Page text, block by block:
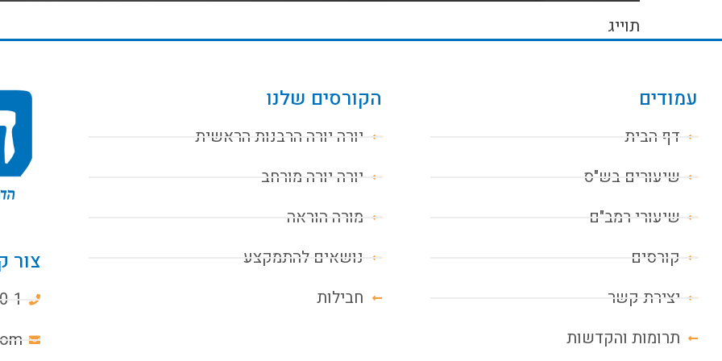
תוייג
עמודים
דף הבית
שיעורים בש"ס
שיעורי רמב"ם
קורסים
יצירת קשר
תרומות והקדשות
הקורסים שלנו
יורה יורה הרבנות הראשית
יורה יורה מורחב
מורה הוראה
נושאים להתמקצע
חבילות
צור
1